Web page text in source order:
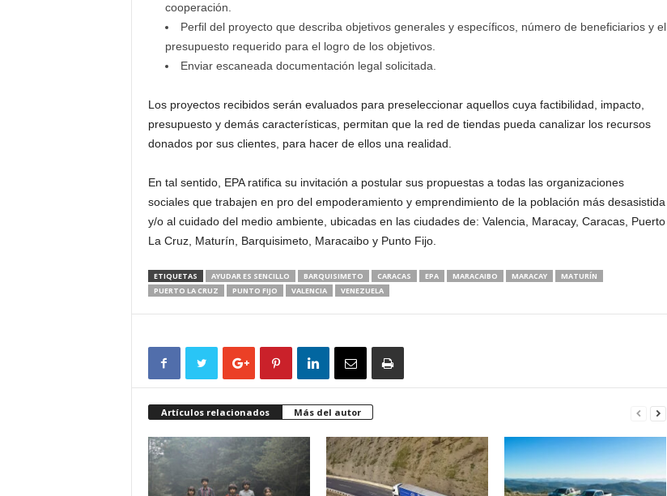
cooperación.
Perfil del proyecto que describa objetivos generales y específicos, número de beneficiarios y el
presupuesto requerido para el logro de los objetivos.
Enviar escaneada documentación legal solicitada.
Los proyectos recibidos serán evaluados para preseleccionar aquellos cuya factibilidad, impacto,
presupuesto y demás características, permitan que la red de tiendas pueda canalizar los recursos
donados por sus clientes, para hacer de ellos una realidad.
En tal sentido, EPA ratifica su invitación a postular sus propuestas a todas las organizaciones
sociales que trabajen en pro del empoderamiento y emprendimiento de la población más desasistida
y/o al cuidado del medio ambiente, ubicadas en las ciudades de: Valencia, Maracay, Caracas, Puerto
La Cruz, Maturín, Barquisimeto, Maracaibo y Punto Fijo.
ETIQUETAS AYUDAR ES SENCILLO BARQUISIMETO CARACAS EPA MARACAIBO MARACAY
MATURÍN
PUERTO LA CRUZ
PUNTO FIJO VALENCIA VENEZUELA
Artículos relacionados Más del autor